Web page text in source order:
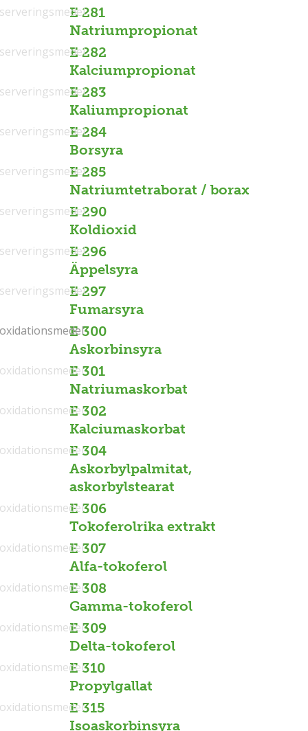
E 281
Natriumpropionat
E 282
Kalciumpropionat
E 283
Kaliumpropionat
E 284
Borsyra
E 285
Natriumtetraborat / borax
E 290
Koldioxid
E 296
Äppelsyra
E 297
Fumarsyra
E 300
Askorbinsyra
E 301
Natriumaskorbat
E 302
Kalciumaskorbat
E 304
Askorbylpalmitat,
askorbylstearat
E 306
Tokoferolrika extrakt
E 307
Alfa-tokoferol
E 308
Gamma-tokoferol
E 309
Delta-tokoferol
E 310
Propylgallat
E 315
Isoaskorbinsyra